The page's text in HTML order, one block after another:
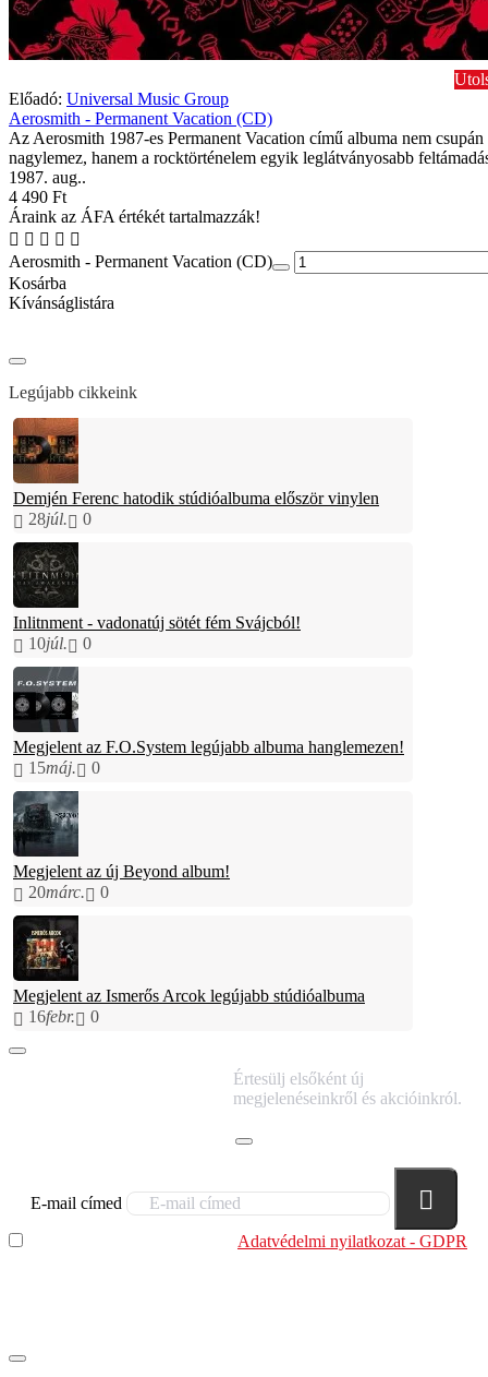
Előadó: Universal Music Group
Aerosmith - Permanent Vacation (CD)
Az Aerosmith 1987-es Permanent Vacation című albuma nem csupán
nagylemez, hanem a rocktörténelem egyik leglátványosabb
1987. aug..
4 490 Ft
Áraink az ÁFA értékét tartalmazzák!
Aerosmith - Permanent Vacation (CD)
Kosárba
Kívánságlistára
Legújabb cikkeink
Demjén Ferenc hatodik stúdióalbuma először vinylen
28júl. 0
Inlitnment - vadonatúj sötét fém Svájcból!
10júl. 0
Megjelent az F.O.System legújabb albuma hanglemezen!
15máj. 0
Megjelent az új Beyond album!
20márc. 0
Megjelent az Ismerős Arcok legújabb stúdióalbuma
16febr. 0
Értesülj elsőként új
megjelenéseinkről és akcióinkról.
E-mail címed
Adatvédelmi nyilatkozat - GDPR